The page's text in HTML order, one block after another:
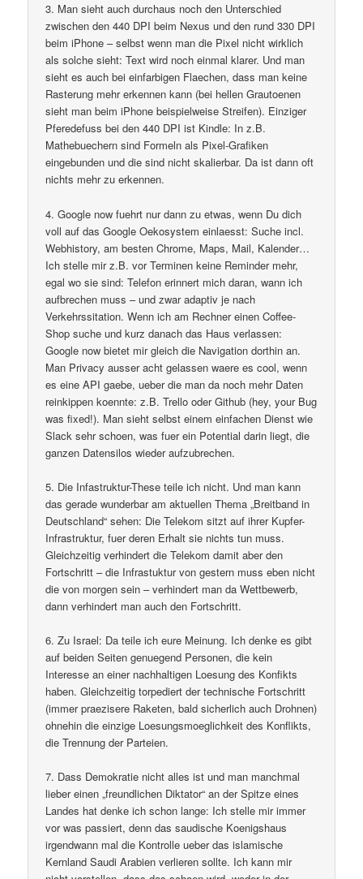
3. Man sieht auch durchaus noch den Unterschied
zwischen den 440 DPI beim Nexus und den rund 330 DPI
beim iPhone – selbst wenn man die Pixel nicht wirklich
als solche sieht: Text wird noch einmal klarer. Und man
sieht es auch bei einfarbigen Flaechen, dass man keine
Rasterung mehr erkennen kann (bei hellen Grautoenen
sieht man beim iPhone beispielweise Streifen). Einziger
Pferedefuss bei den 440 DPI ist Kindle: In z.B.
Mathebuechern sind Formeln als Pixel-Grafiken
eingebunden und die sind nicht skalierbar. Da ist dann oft
nichts mehr zu erkennen.
4. Google now fuehrt nur dann zu etwas, wenn Du dich
voll auf das Google Oekosystem einlaesst: Suche incl.
Webhistory, am besten Chrome, Maps, Mail, Kalender…
Ich stelle mir z.B. vor Terminen keine Reminder mehr,
egal wo sie sind: Telefon erinnert mich daran, wann ich
aufbrechen muss – und zwar adaptiv je nach
Verkehrssitation. Wenn ich am Rechner einen Coffee-
Shop suche und kurz danach das Haus verlassen:
Google now bietet mir gleich die Navigation dorthin an.
Man Privacy ausser acht gelassen waere es cool, wenn
es eine API gaebe, ueber die man da noch mehr Daten
reinkippen koennte: z.B. Trello oder Github (hey, your Bug
was fixed!). Man sieht selbst einem einfachen Dienst wie
Slack sehr schoen, was fuer ein Potential darin liegt, die
ganzen Datensilos wieder aufzubrechen.
5. Die Infastruktur-These teile ich nicht. Und man kann
das gerade wunderbar am aktuellen Thema „Breitband in
Deutschland“ sehen: Die Telekom sitzt auf ihrer Kupfer-
Infrastruktur, fuer deren Erhalt sie nichts tun muss.
Gleichzeitig verhindert die Telekom damit aber den
Fortschritt – die Infrastuktur von gestern muss eben nicht
die von morgen sein – verhindert man da Wettbewerb,
dann verhindert man auch den Fortschritt.
6. Zu Israel: Da teile ich eure Meinung. Ich denke es gibt
auf beiden Seiten genuegend Personen, die kein
Interesse an einer nachhaltigen Loesung des Konfikts
haben. Gleichzeitig torpediert der technische Fortschritt
(immer praezisere Raketen, bald sicherlich auch Drohnen)
ohnehin die einzige Loesungsmoeglichkeit des Konflikts,
die Trennung der Parteien.
7. Dass Demokratie nicht alles ist und man manchmal
lieber einen „freundlichen Diktator“ an der Spitze eines
Landes hat denke ich schon lange: Ich stelle mir immer
vor was passiert, denn das saudische Koenigshaus
irgendwann mal die Kontrolle ueber das islamische
Kernland Saudi Arabien verlieren sollte. Ich kann mir